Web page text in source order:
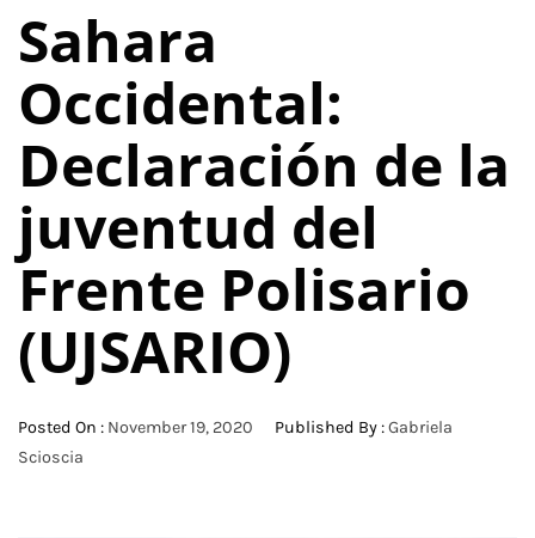
Sahara
Occidental:
Declaración de la
juventud del
Frente Polisario
(UJSARIO)
Posted On : November 19, 2020 Published By :Gabriela
Scioscia